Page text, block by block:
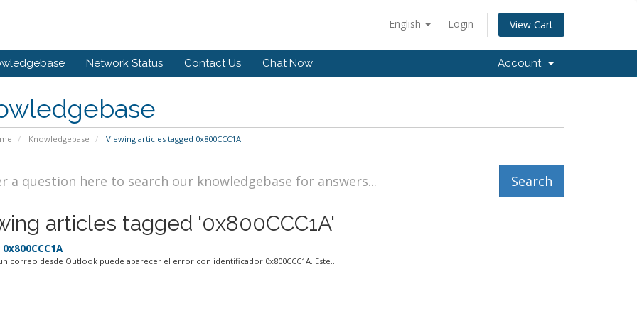
English Login View Cart
Network Status Contact Us Chat Now Account
Knowledgebase Viewing articles tagged 0x800CCC1A
articles tagged '0x800CCC1A'
correo desde Outlook puede aparecer el error con identificador 0x800CCC1A. Este...